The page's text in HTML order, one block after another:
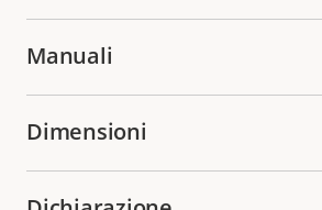
Manuali
Dimensioni